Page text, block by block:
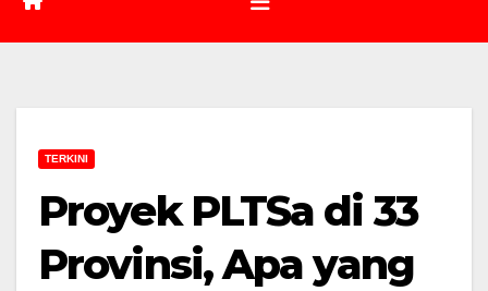
TERKINI
Proyek PLTSa di 33
Provinsi, Apa yang